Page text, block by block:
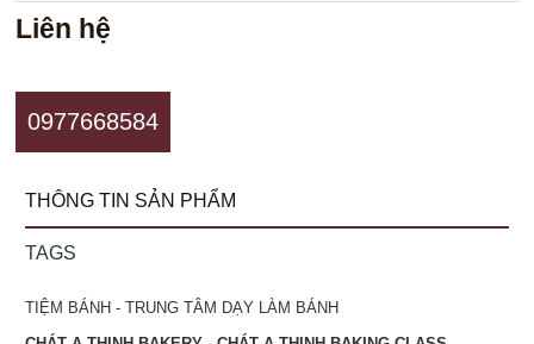
Liên hệ
0977668584
THÔNG TIN SẢN PHẨM
TAGS
TIỆM BÁNH - TRUNG TÂM DẠY LÀM BÁNH